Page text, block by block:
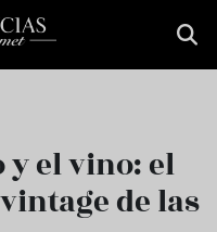
y el vino: el
de las